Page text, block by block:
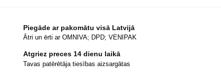
Piegāde ar pakomātu visā Latvijā
Ātri un ērti ar OMNIVA; DPD; VENIPAK
Atgriez preces 14 dienu laikā
Tavas patērētāja tiesības aizsargātas